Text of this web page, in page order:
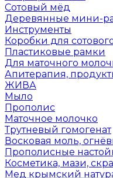
Сотовый мёд
Деревянные мини-
Инструменты
Коробки для
Пластиковые рамки
Для маточного
Апитерапия,
ЖИВА
Мыло
Прополис
Маточное молочко
Трутневый гомогенат
Восковая моль,
Прополисные
Косметика, мази,
Мед крымский